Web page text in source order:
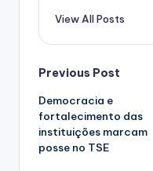
View All Posts
Post
navigation
Previous Post
Democracia e
fortalecimento das
instituições marcam
posse no TSE